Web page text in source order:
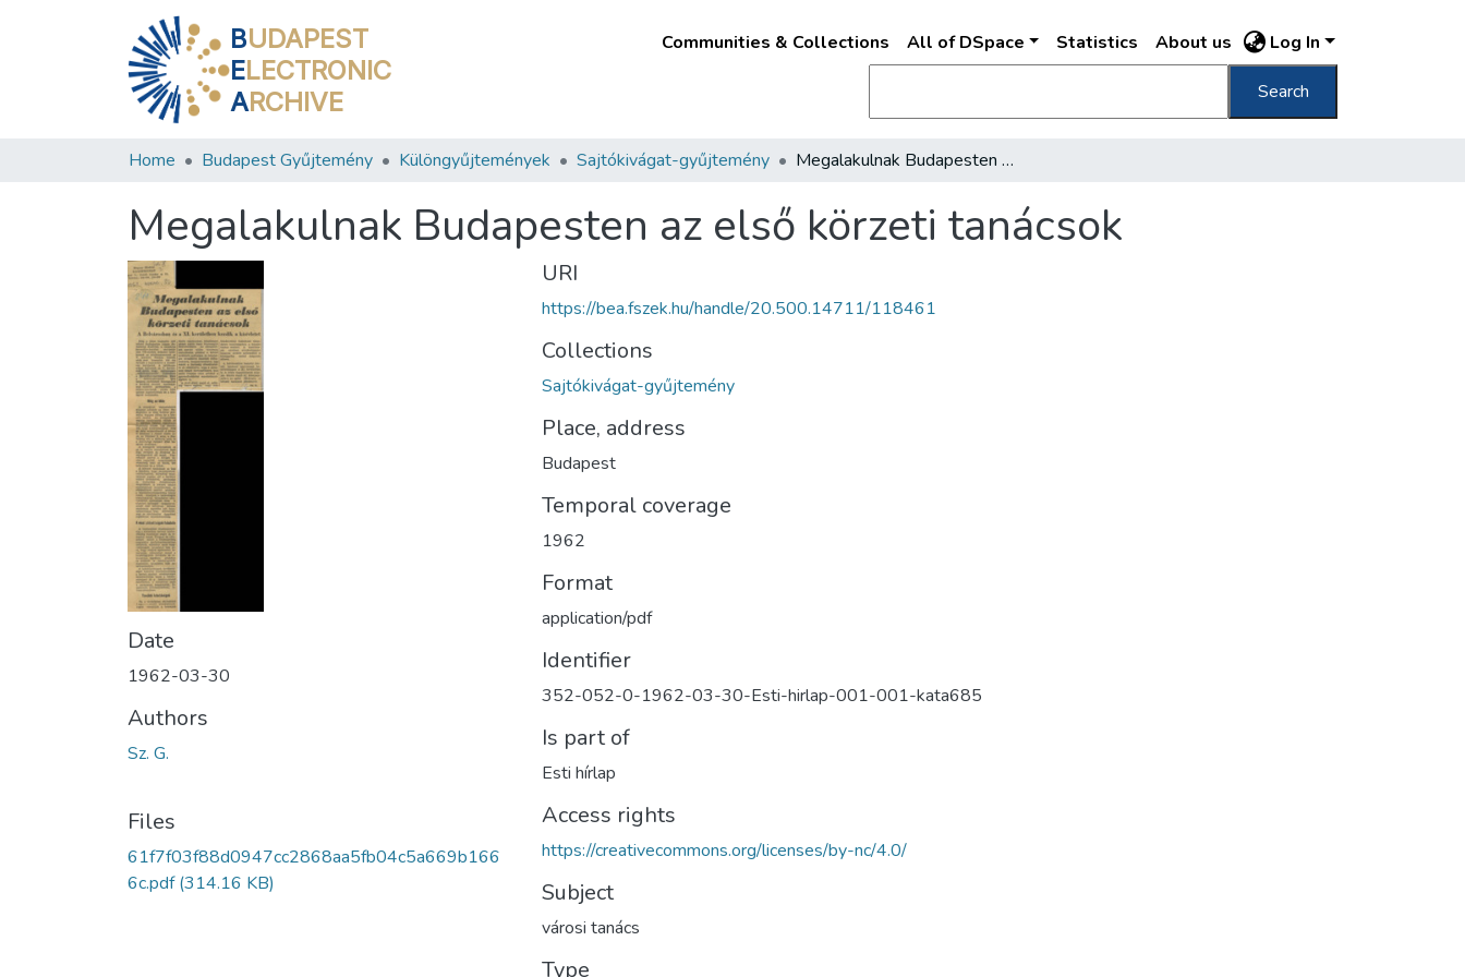
BUDAPEST
ELECTRONIC
ARCHIVE
Communities & Collections All of DSpace Statistics About us Log In
Search
Home Budapest Gyűjtemény Különgyűjtemények Sajtókivágat-gyűjtemény Megalakulnak Budapesten az első körzeti tanácsok
Megalakulnak Budapesten az első körzeti tanácsok
Date
1962-03-30
Authors
Sz. G.
Files
61f7f03f88d0947cc2868aa5fb04c5a669b166
6c.pdf(314.16 KB)
URI
https://bea.fszek.hu/handle/20.500.14711/118461
Collections
Sajtókivágat-gyűjtemény
Place, address
Budapest
Temporal coverage
1962
Format
application/pdf
Identifier
352-052-0-1962-03-30-Esti-hirlap-001-001-kata685
Is part of
Esti hírlap
Access rights
https://creativecommons.org/licenses/by-nc/4.0/
Subject
városi tanács
Type